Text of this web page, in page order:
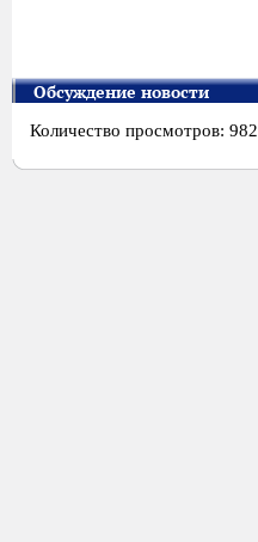
Обсуждение новости
Количество просмотров: 982